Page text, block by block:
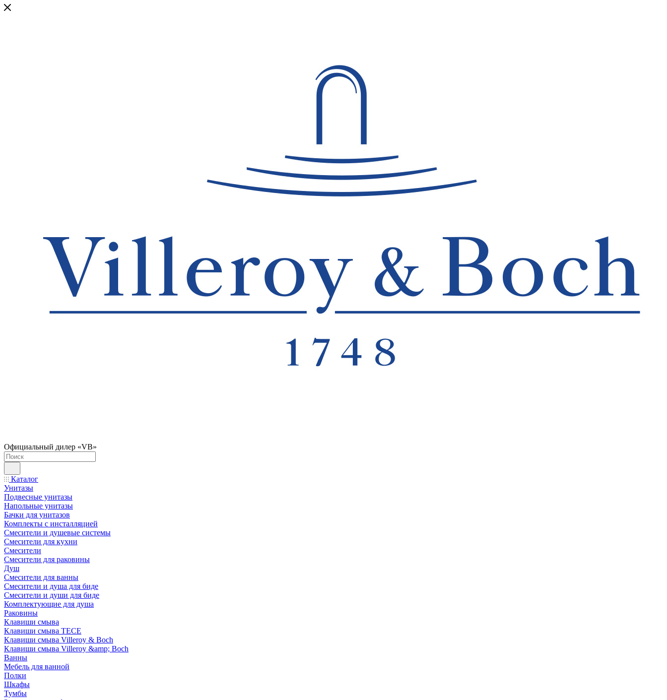
Официальный дилер «VB»
Каталог
Унитазы
Подвесные унитазы
Напольные унитазы
Бачки для унитазов
Комплекты с инсталляцией
Смесители и душевые системы
Смесители для кухни
Смесители
Смесители для раковины
Душ
Смесители для ванны
Смесители и душа для биде
Смесители и души для биде
Комплектующие для душа
Раковины
Клавиши смыва
Клавиши смыва TECE
Клавиши смыва Villeroy & Boch
Клавиши смыва Villeroy &amp; Boch
Ванны
Мебель для ванной
Полки
Шкафы
Тумбы